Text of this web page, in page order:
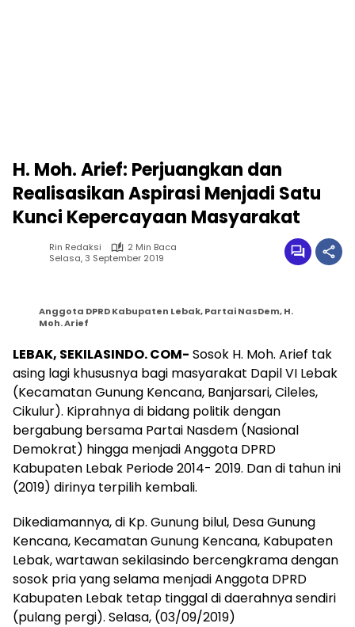
H. Moh. Arief: Perjuangkan dan
Realisasikan Aspirasi Menjadi Satu
Kunci Kepercayaan Masyarakat
Rin Redaksi
2 Min Baca
Selasa, 3 September 2019
Anggota DPRD Kabupaten Lebak, Partai NasDem, H.
Moh. Arief
LEBAK, SEKILASINDO. COM- Sosok H. Moh. Arief tak
asing lagi khususnya bagi masyarakat Dapil VI Lebak
(Kecamatan Gunung Kencana, Banjarsari, Cileles,
Cikulur). Kiprahnya di bidang politik dengan
bergabung bersama Partai Nasdem (Nasional
Demokrat) hingga menjadi Anggota DPRD
Kabupaten Lebak Periode 2014- 2019. Dan di tahun ini
(2019) dirinya terpilih kembali.
Dikediamannya, di Kp. Gunung bilul, Desa Gunung
Kencana, Kecamatan Gunung Kencana, Kabupaten
Lebak, wartawan sekilasindo bercengkrama dengan
sosok pria yang selama menjadi Anggota DPRD
Kabupaten Lebak tetap tinggal di daerahnya sendiri
(pulang pergi). Selasa, (03/09/2019)